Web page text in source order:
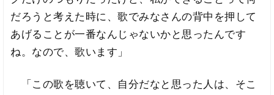
だろうと考えた時に、歌でみなさんの背中を押して
あげることが一番なんじゃないかと思ったんです
ね。なので、歌います」
「この歌を聴いて、自分だなと思った人は、そこ